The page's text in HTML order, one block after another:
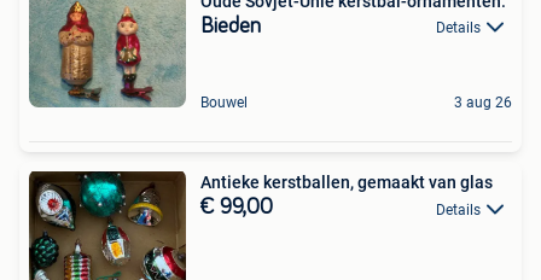
Bieden Details
Bouwel 3 aug 26
Antieke kerstballen, gemaakt van glas
€ 99,00 Details